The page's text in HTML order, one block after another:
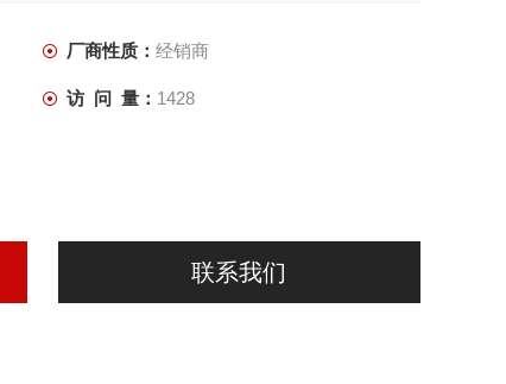
厂商性质： 经销商
访 问 量： 1428
联系我们